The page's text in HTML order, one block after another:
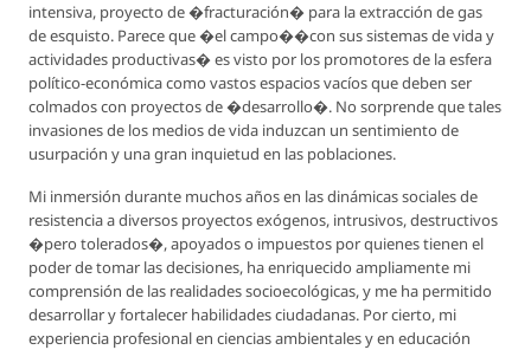
intensiva, proyecto de �fracturación� para la extracción de gas
de esquisto. Parece que �el campo��con sus sistemas de vida y
actividades productivas� es visto por los promotores de la esfera
político-económica como vastos espacios vacíos que deben ser
colmados con proyectos de �desarrollo�. No sorprende que tales
invasiones de los medios de vida induzcan un sentimiento de
usurpación y una gran inquietud en las poblaciones.
Mi inmersión durante muchos años en las dinámicas sociales de
resistencia a diversos proyectos exógenos, intrusivos, destructivos
�pero tolerados�, apoyados o impuestos por quienes tienen el
poder de tomar las decisiones, ha enriquecido ampliamente mi
comprensión de las realidades socioecológicas, y me ha permitido
desarrollar y fortalecer habilidades ciudadanas. Por cierto, mi
experiencia profesional en ciencias ambientales y en educación